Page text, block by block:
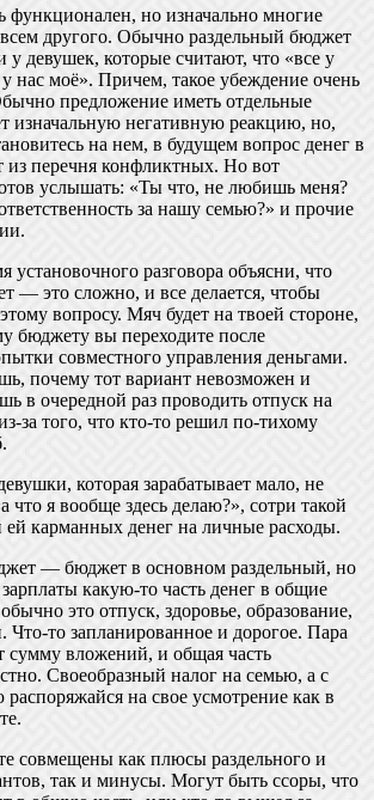
функционален, но изначально многие
другого. Обычно раздельный бюджет
у девушек, которые считают, что «все у
у нас моё». Причем, такое убеждение очень
предложение иметь отдельные
изначальную негативную реакцию, но,
на нем, в будущем вопрос денег в
из перечня конфликтных. Но вот
услышать: «Ты что, не любишь меня?
за нашу семью?» и прочие
установочного разговора объясни, что
— это сложно, и все делается, чтобы
вопросу. Мяч будет на твоей стороне,
бюджету вы переходите после
совместного управления деньгами.
почему тот вариант невозможен и
в очередной раз проводить отпуск на
за того, что кто-то решил по-тихому
которая зарабатывает мало, не
что я вообще здесь делаю?», сотри такой
ей карманных денег на личные расходы.
— бюджет в основном раздельный, но
какую-то часть денег в общие
это отпуск, здоровье, образование,
Что-то запланированное и дорогое. Пара
сумму вложений, и общая часть
Своеобразный налог на семью, а с
распоряжайся на свое усмотрение как в
совмещены как плюсы раздельного и
так и минусы. Могут быть ссоры, что